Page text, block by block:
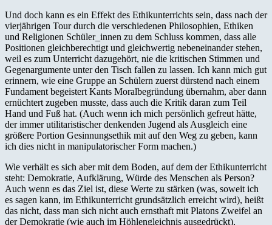
Und doch kann es ein Effekt des Ethikunterrichts sein, dass nach der
vierjährigen Tour durch die verschiedenen Philosophien, Ethiken
und Religionen Schüler_innen zu dem Schluss kommen, dass alle
Positionen gleichberechtigt und gleichwertig nebeneinander stehen,
weil es zum Unterricht dazugehört, nie die kritischen Stimmen und
Gegenargumente unter den Tisch fallen zu lassen. Ich kann mich gut
erinnern, wie eine Gruppe an Schülern zuerst dürstend nach einem
Fundament begeistert Kants Moralbegründung übernahm, aber dann
ernüchtert zugeben musste, dass auch die Kritik daran zum Teil
Hand und Fuß hat. (Auch wenn ich mich persönlich gefreut hätte,
der immer utilitaristischer denkenden Jugend als Ausgleich eine
größere Portion Gesinnungsethik mit auf den Weg zu geben, kann
ich dies nicht in manipulatorischer Form machen.)
Wie verhält es sich aber mit dem Boden, auf dem der Ethikunterricht
steht: Demokratie, Aufklärung, Würde des Menschen als Person?
Auch wenn es das Ziel ist, diese Werte zu stärken (was, soweit ich
es sagen kann, im Ethikunterricht grundsätzlich erreicht wird), heißt
das nicht, dass man sich nicht auch ernsthaft mit Platons Zweifel an
der Demokratie (wie auch im Höhlengleichnis ausgedrückt),